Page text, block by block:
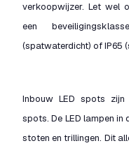
verkoopwijzer. Let wel
een
(spatwaterdicht) of IP65
Inbouw LED spots
spots. De LED lampen
stoten en trillingen. Dit